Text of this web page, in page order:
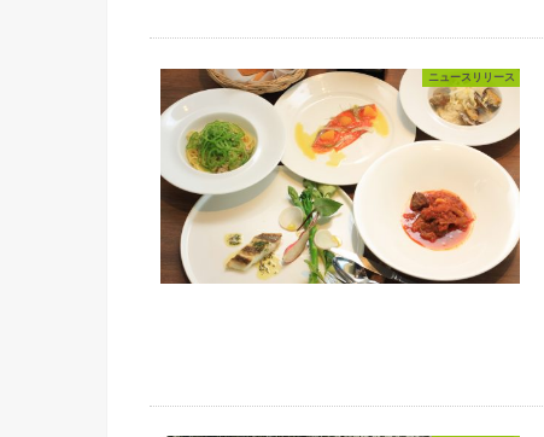
ニュースリリース